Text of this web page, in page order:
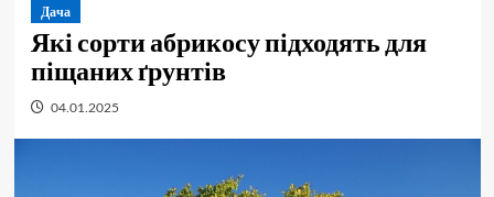
Дача
Які сорти абрикосу підходять для
піщаних ґрунтів
04.01.2025